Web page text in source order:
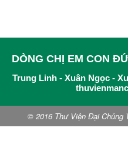
DÒNG CHỊ EM CON
Trung Linh - Xuân Ngọc -
© 2016 Thư Viện Đại Chủng